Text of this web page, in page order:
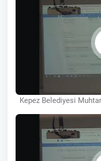
Kepez Belediyesi